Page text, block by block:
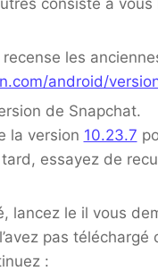
les
android/
de Snapchat.
la version 10.23.7
essayez de
lancez le il vous
pas téléchargé
: